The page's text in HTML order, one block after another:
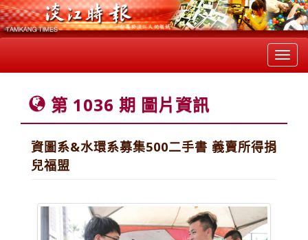
第 1036 期 圖片資訊
資圖系&水環系募集500二手書 義賣所得捐
兒福盟